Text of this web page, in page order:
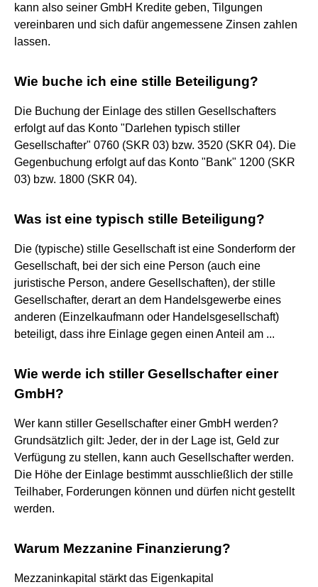
kann also seiner GmbH Kredite geben, Tilgungen
vereinbaren und sich dafür angemessene Zinsen zahlen
lassen.
Wie buche ich eine stille Beteiligung?
Die Buchung der Einlage des stillen Gesellschafters
erfolgt auf das Konto "Darlehen typisch stiller
Gesellschafter" 0760 (SKR 03) bzw. 3520 (SKR 04). Die
Gegenbuchung erfolgt auf das Konto "Bank" 1200 (SKR
03) bzw. 1800 (SKR 04).
Was ist eine typisch stille Beteiligung?
Die (typische) stille Gesellschaft ist eine Sonderform der
Gesellschaft, bei der sich eine Person (auch eine
juristische Person, andere Gesellschaften), der stille
Gesellschafter, derart an dem Handelsgewerbe eines
anderen (Einzelkaufmann oder Handelsgesellschaft)
beteiligt, dass ihre Einlage gegen einen Anteil am ...
Wie werde ich stiller Gesellschafter einer
GmbH?
Wer kann stiller Gesellschafter einer GmbH werden?
Grundsätzlich gilt: Jeder, der in der Lage ist, Geld zur
Verfügung zu stellen, kann auch Gesellschafter werden.
Die Höhe der Einlage bestimmt ausschließlich der stille
Teilhaber, Forderungen können und dürfen nicht gestellt
werden.
Warum Mezzanine Finanzierung?
Mezzaninkapital stärkt das Eigenkapital